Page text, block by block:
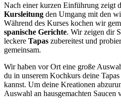
Nach einer kurzen Einführung zeigt
Kursleitung den Umgang mit den
Während des Kurses kochen wir
spanische Gerichte. Wir zeigen dir
leckere Tapas zubereitest und
gemeinsam.
Wir haben vor Ort eine große
du in unserem Kochkurs deine Tapas
kannst. Um deine Kreationen
Auswahl an hausgemachten Saucen